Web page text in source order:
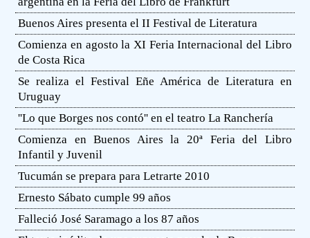
Buenos Aires presenta el II Festival de Literatura
Comienza en agosto la XI Feria Internacional del Libro
de Costa Rica
Se realiza el Festival Eñe América de Literatura en
Uruguay
''Lo que Borges nos contó'' en el teatro La Ranchería
Comienza en Buenos Aires la 20ª Feria del Libro
Infantil y Juvenil
Tucumán se prepara para Letrarte 2010
Ernesto Sábato cumple 99 años
Falleció José Saramago a los 87 años